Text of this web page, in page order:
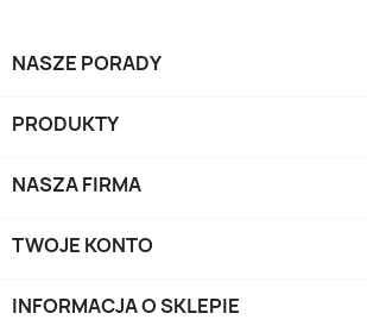
NASZE PORADY
PRODUKTY
NASZA FIRMA
TWOJE KONTO
INFORMACJA O SKLEPIE